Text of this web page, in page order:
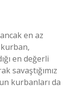
en az
en değerli
savaştığımız
kurbanları da